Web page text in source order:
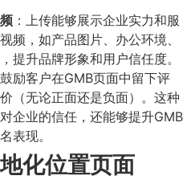
：上传能够展示企业实力和服
频，如产品图片、办公环境、
提升品牌形象和用户信任度。
鼓励客户在GMB页面中留下评
（无论正面还是负面）。这种
企业的信任，还能够提升GMB
表现。
化位置页面